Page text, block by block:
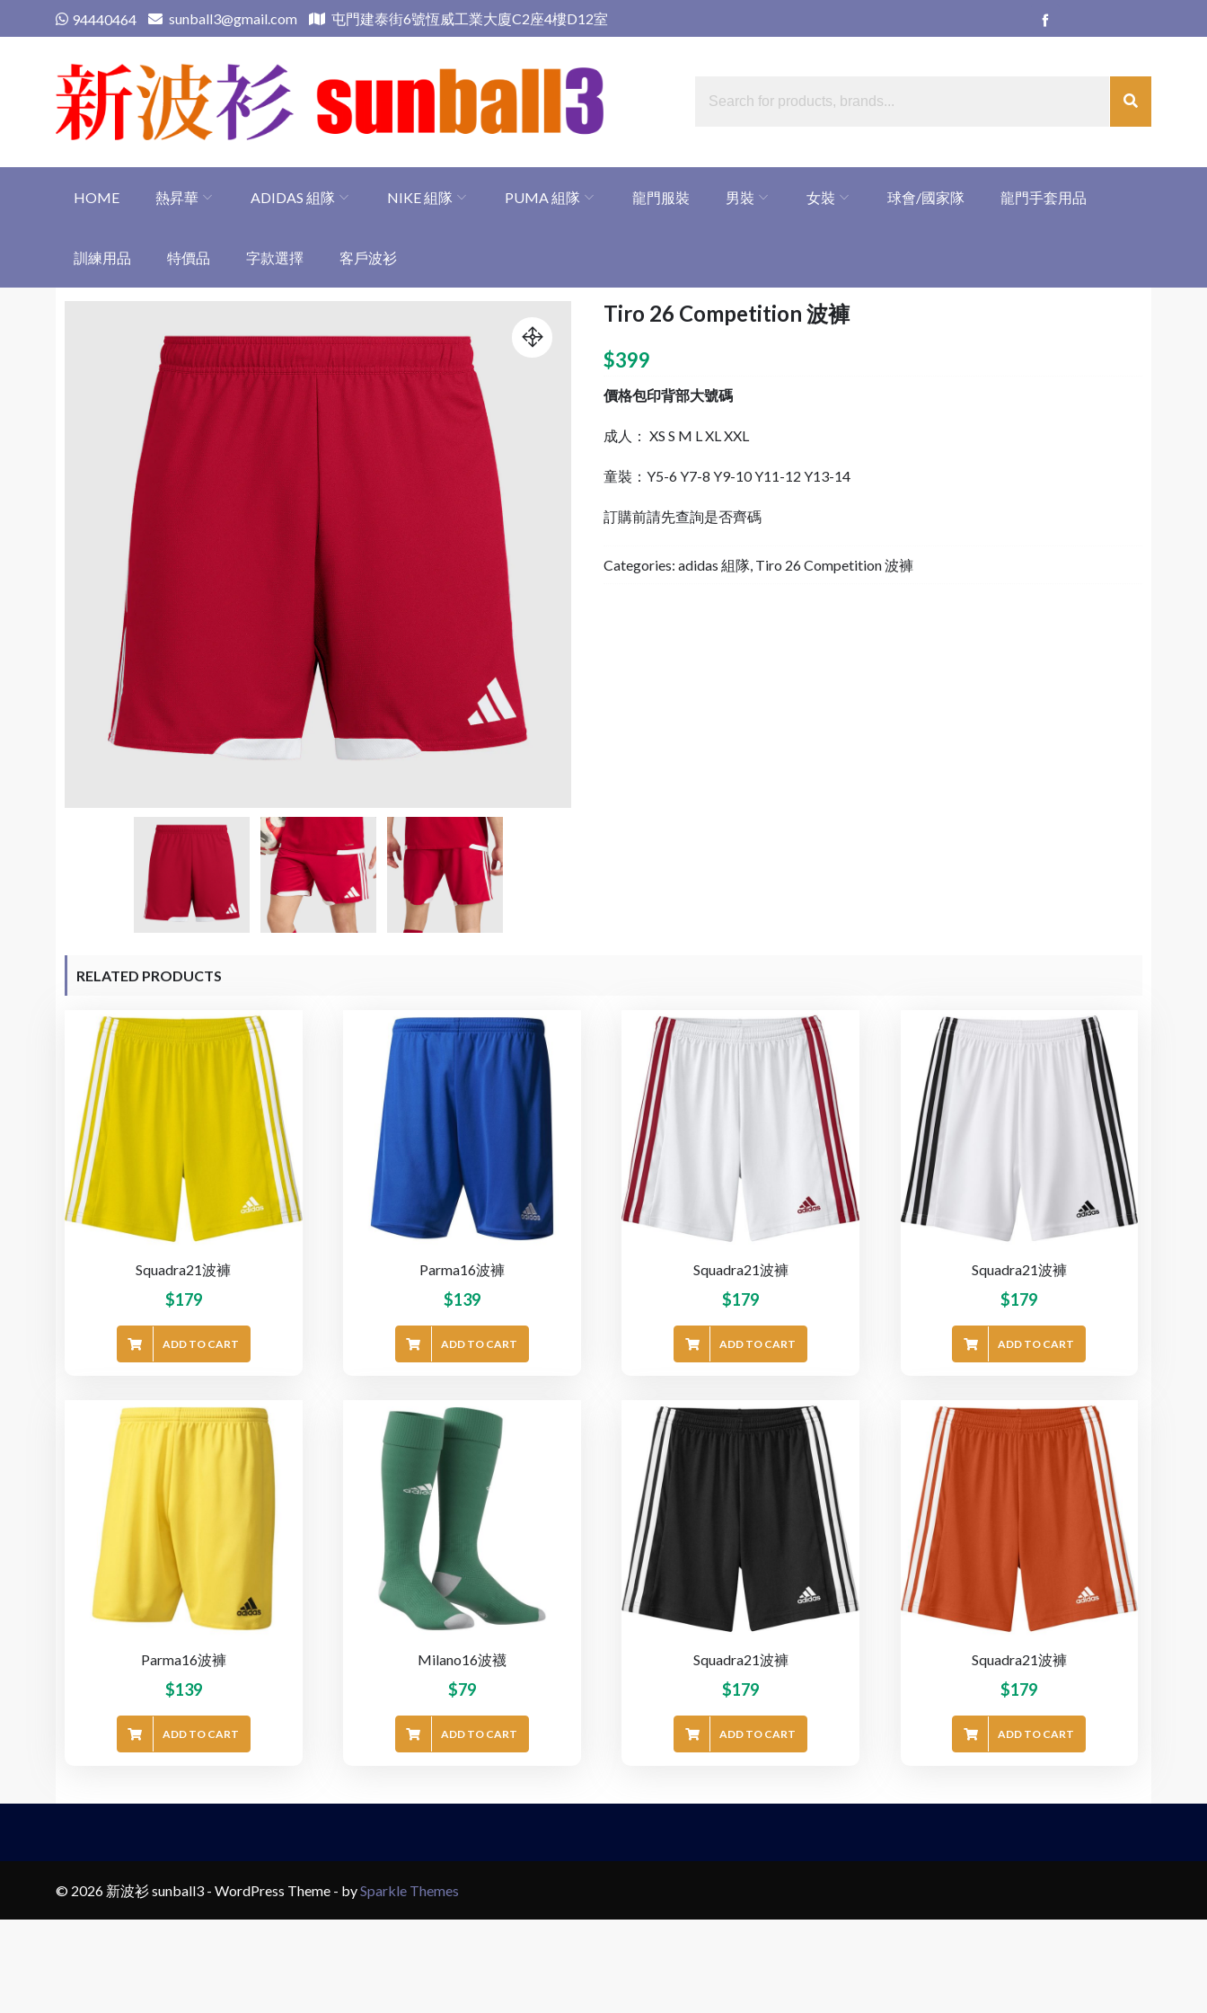
to
94440464 sunball3@gmail.com 屯門建泰街6號恆威工業大廈C2座4樓D12室
HOME 熱昇華 ADIDAS 組隊 NIKE 組隊 PUMA 組隊 龍門服裝 男裝 女裝 球會/國家隊 龍門手套用品
訓練用品 特價品 字款選擇 客戶波衫
Tiro 26 Competition 波褲
$399
價格包印背部大號碼
成人： XS S M L XL XXL
童裝：Y5-6 Y7-8 Y9-10 Y11-12 Y13-14
訂購前請先查詢是否齊碼
Categories: adidas 組隊 Tiro 26 Competition 波褲
RELATED PRODUCTS
Squadra21波褲
$179
ADD TO CART
Parma16波褲
$139
ADD TO CART
Squadra21波褲
$179
ADD TO CART
Squadra21波褲
$179
ADD TO CART
Parma16波褲
$139
ADD TO CART
Milano16波襪
$79
ADD TO CART
Squadra21波褲
$179
ADD TO CART
Squadra21波褲
$179
ADD TO CART
© 2026 新波衫 sunball3 - WordPress Theme - bySparkle Themes